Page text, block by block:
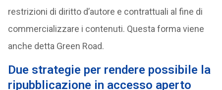
restrizioni di diritto d’autore e contrattuali al fine di
commercializzare i contenuti. Questa forma viene
anche detta Green Road.
Due strategie per rendere possibile la
ripubblicazione in accesso aperto